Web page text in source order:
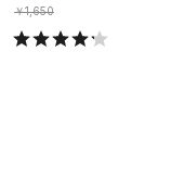
￥1,650